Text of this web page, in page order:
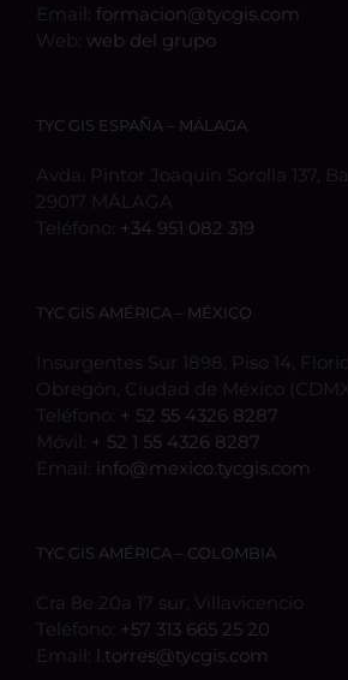
Email: formacion@tycgis.com
Web: web del grupo
TYC GIS ESPAÑA – MÁLAGA
Avda. Pintor Joaquín Sorolla 137,
29017 MÁLAGA
Teléfono: +34 951 082 319
TYC GIS AMÉRICA – MÉXICO
Insurgentes Sur 1898, Piso 14,
Obregón, Ciudad de México
Teléfono: + 52 55 4326 8287
Móvil: + 52 1 55 4326 8287
Email: info@mexico.tycgis.com
TYC GIS AMÉRICA – COLOMBIA
Cra 8e 20a 17 sur, Villavicencio
Teléfono: +57 313 665 25 20
Email:
l.torres@tycgis.com